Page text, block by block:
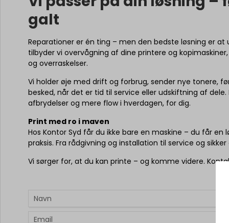
galt
Reparationer er én ting – men den bedste løsning er at
tilbyder vi overvågning af dine printere og
og overraskelser.
Vi holder øje med drift og forbrug, sender nye tonere,
besked, når det er tid til service eller udskiftning af
afbrydelser og mere flow i hverdagen, for dig.
Print med ro i maven
Hos Kontor Syd får du ikke bare en maskine – du får en
praksis. Fra rådgivning og installation til service og
Vi sørger for, at du kan printe – og komme videre.